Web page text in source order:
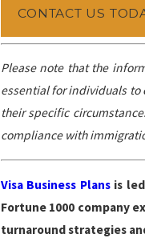
CONTACT US
Please note that the
essential for individuals
their specific
compliance with
Visa Business Plansis
Fortune 1000 company
turnaround strategies